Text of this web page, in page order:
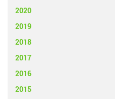
2020
2019
2018
2017
2016
2015